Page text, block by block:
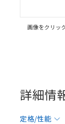
画像をクリッ
詳細情
定格/性能